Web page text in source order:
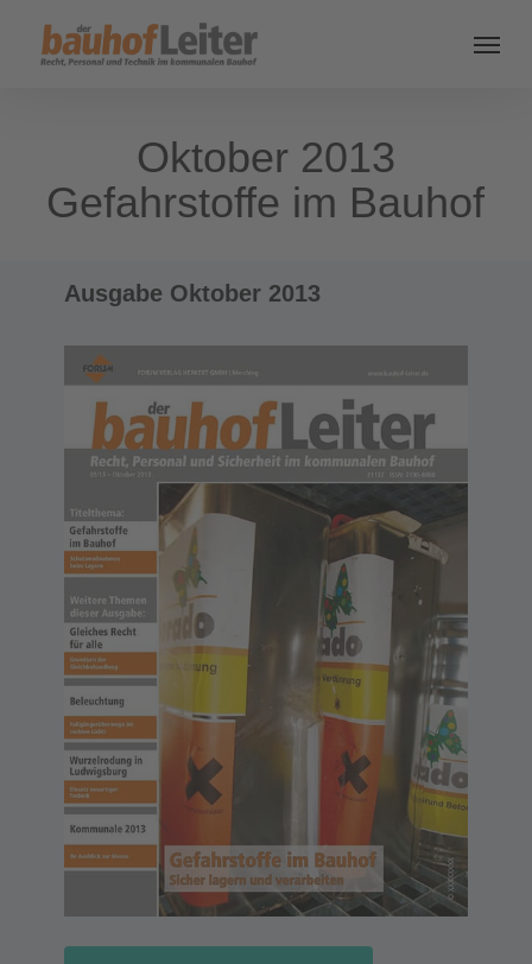
Oktober 2013
Gefahrstoffe im Bauhof
Ausgabe Oktober 2013